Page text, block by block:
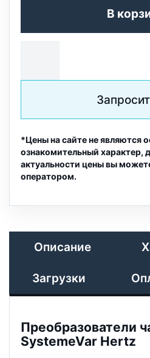
В
*Цены на сайте не являются
ознакомительный характер,
актуальности цены вы
оператором.
Описание
Загрузки
Преобразователи
SystemeVar Hertz